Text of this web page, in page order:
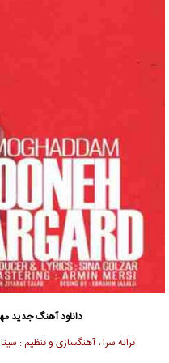
دانلود آهنگ جدید
ترانه سرا ، آهنگسازی و تنظیم :